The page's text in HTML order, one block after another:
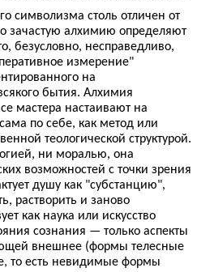
символизма столь отличен от
зачастую алхимию определяют
безусловно, несправедливо,
измерение"
на
бытия. Алхимия
мастера настаивают на
по себе, как метод или
теологической структурой.
ни моралью, она
возможностей с точки зрения
душу как "субстанцию",
растворить и заново
как наука или искусство
сознания — только аспекты
внешнее (формы телесные
то есть невидимые формы